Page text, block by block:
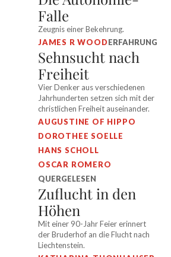
Falle
Zeugnis einer Bekehrung.
JAMES R WOODERFAHRUNG
Sehnsucht nach
Freiheit
Vier Denker aus verschiedenen
Jahrhunderten setzen sich mit der
christlichen Freiheit auseinander.
AUGUSTINE OF HIPPO
DOROTHEE SOELLE
HANS SCHOLL
OSCAR ROMERO
QUERGELESEN
Zuflucht in den
Höhen
Mit einer 90-Jahr Feier erinnert
der Bruderhof an die Flucht nach
Liechtenstein.